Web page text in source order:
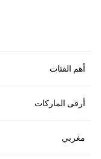
أهم الفئات
أرقى الماركات
مغربي